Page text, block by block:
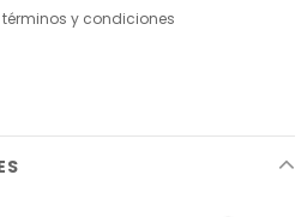
y condiciones